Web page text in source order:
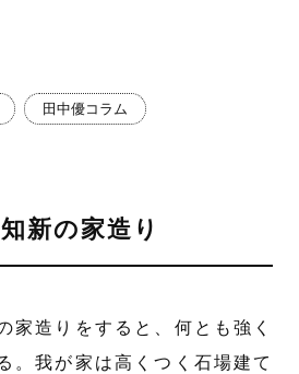
田中優コラム
新の家造り
家造りをすると、何とも強く
。我が家は高くつく石場建て